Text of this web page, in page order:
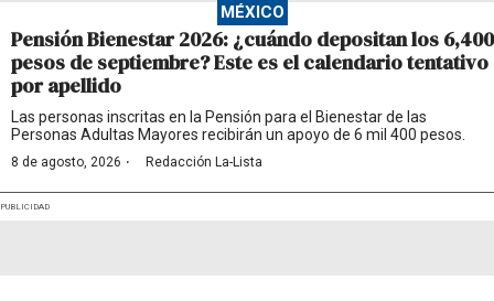
MÉXICO
Pensión Bienestar 2026: ¿cuándo depositan los 6,400
pesos de septiembre? Este es el calendario tentativo
por apellido
Las personas inscritas en la Pensión para el Bienestar de las
Personas Adultas Mayores recibirán un apoyo de 6 mil 400 pesos.
8 de agosto, 2026 · Redacción La-Lista
PUBLICIDAD